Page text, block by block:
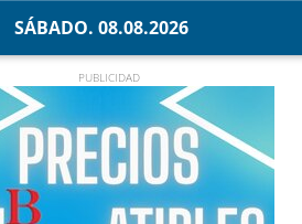
SÁBADO. 08.08.2026